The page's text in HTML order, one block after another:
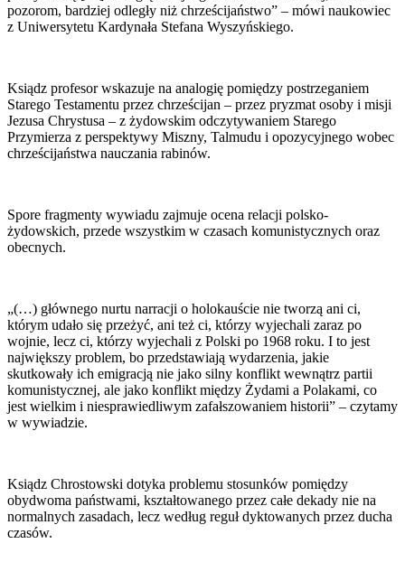
pozorom, bardziej odległy niż chrześcijaństwo” – mówi naukowiec
z Uniwersytetu Kardynała Stefana Wyszyńskiego.
Ksiądz profesor wskazuje na analogię pomiędzy postrzeganiem
Starego Testamentu przez chrześcijan – przez pryzmat osoby i misji
Jezusa Chrystusa – z żydowskim odczytywaniem Starego
Przymierza z perspektywy Miszny, Talmudu i opozycyjnego wobec
chrześcijaństwa nauczania rabinów.
Spore fragmenty wywiadu zajmuje ocena relacji polsko-
żydowskich, przede wszystkim w czasach komunistycznych oraz
obecnych.
„(…) głównego nurtu narracji o holokauście nie tworzą ani ci,
którym udało się przeżyć, ani też ci, którzy wyjechali zaraz po
wojnie, lecz ci, którzy wyjechali z Polski po 1968 roku. I to jest
największy problem, bo przedstawiają wydarzenia, jakie
skutkowały ich emigracją nie jako silny konflikt wewnątrz partii
komunistycznej, ale jako konflikt między Żydami a Polakami, co
jest wielkim i niesprawiedliwym zafałszowaniem historii” – czytamy
w wywiadzie.
Ksiądz Chrostowski dotyka problemu stosunków pomiędzy
obydwoma państwami, kształtowanego przez całe dekady nie na
normalnych zasadach, lecz według reguł dyktowanych przez ducha
czasów.